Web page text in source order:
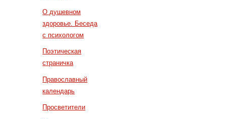
О душевном
здоровье. Беседа
с психологом
Поэтическая
страничка
Православный
календарь
Просветители